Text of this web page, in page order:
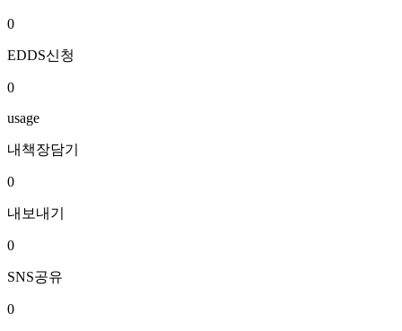
0
EDDS신청
0
usage
내책장담기
0
내보내기
0
SNS공유
0